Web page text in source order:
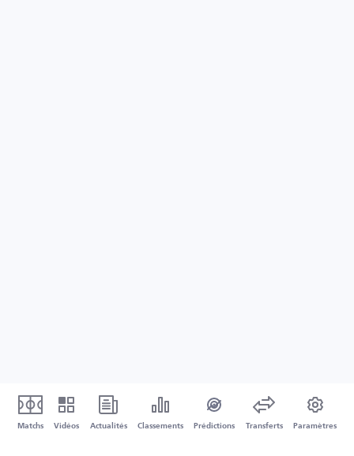
Matchs Vidéos Actualités Classements Prédictions Transferts Paramètres